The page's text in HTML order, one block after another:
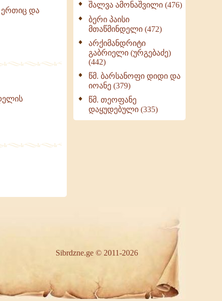
ერთიც და
შალვა ამონაშვილი (476)
ბერი პაისი
მთაწმინდელი (472)
არქიმანდრიტი
გაბრიელი (ურგებაძე)
(442)
წმ. ბარსანოფი დიდი და
იოანე (379)
წმ. თეოფანე
დაყუდებული (335)
Sibrdzne.ge © 2011-2026